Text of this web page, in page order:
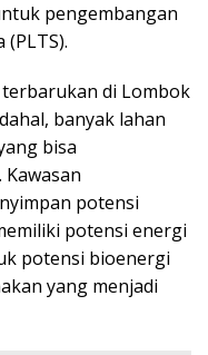
pengembangan
di Lombok
banyak lahan
bisa
potensi
potensi energi
potensi bioenergi
yang menjadi